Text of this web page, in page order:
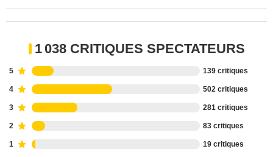
1 038 CRITIQUES SPECTATEURS
5 139 critiques
4 502 critiques
3 281 critiques
2 83 critiques
1 19 critiques